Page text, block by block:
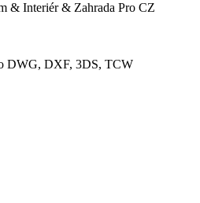
& Interiér & Zahrada Pro CZ
DWG, DXF, 3DS, TCW